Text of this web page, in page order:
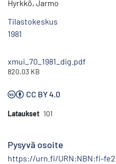
Hyrkkö, Jarmo
Tilastokeskus
1981
xmui_70_1981_dig.pdf
820.03 KB
CC BY 4.0
Lataukset 101
Pysyvä osoite
https://urn.fi/URN:NBN:fi-